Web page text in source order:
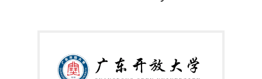
需要选取部分进行学习，每个单元相互衔接的同时又保
持了一定的独立性。每个视频教学单元都完成一个具体